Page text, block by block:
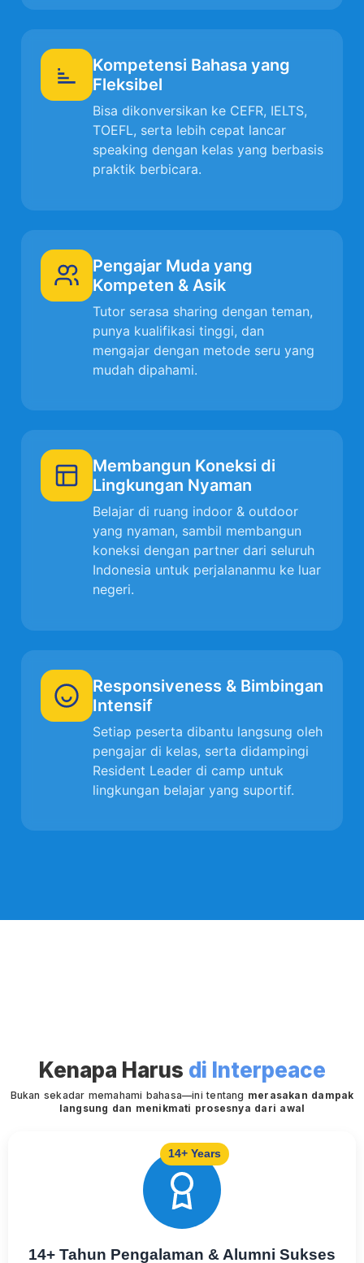
Kompetensi Bahasa yang
Fleksibel
Bisa dikonversikan ke CEFR, IELTS,
TOEFL, serta lebih cepat lancar
speaking dengan kelas yang berbasis
praktik berbicara.
Pengajar Muda yang
Kompeten & Asik
Tutor serasa sharing dengan teman,
punya kualifikasi tinggi, dan
mengajar dengan metode seru yang
mudah dipahami.
Membangun Koneksi di
Lingkungan Nyaman
Belajar di ruang indoor & outdoor
yang nyaman, sambil membangun
koneksi dengan partner dari seluruh
Indonesia untuk perjalananmu ke luar
negeri.
Responsiveness & Bimbingan
Intensif
Setiap peserta dibantu langsung oleh
pengajar di kelas, serta didampingi
Resident Leader di camp untuk
lingkungan belajar yang suportif.
Kenapa Harus di Interpeace
Bukan sekadar memahami bahasa—ini tentang merasakan dampak
langsung dan menikmati prosesnya dari awal
14+ Years
14+ Tahun Pengalaman & Alumni Sukses